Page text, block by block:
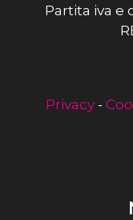
Partita iva e
Privacy-